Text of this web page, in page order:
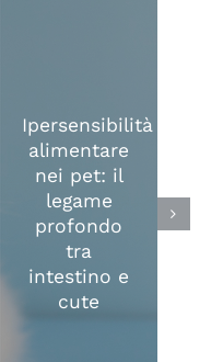
Ipersensibilità
alimentare
nei pet: il
legame
profondo
tra
intestino e
cute